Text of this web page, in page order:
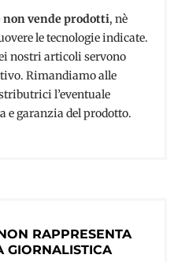
non vende prodotti, nè
le tecnologie indicate.
nostri articoli servono
Rimandiamo alle
l’eventuale
e garanzia del prodotto.
RAPPRESENTA
GIORNALISTICA